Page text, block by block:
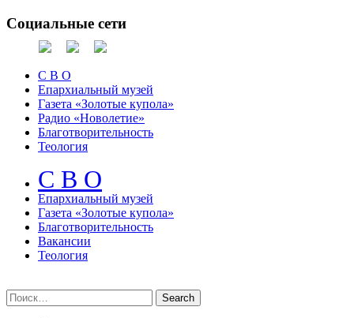
Социальные сети
С В О
Епархиальный музей
Газета «Золотые купола»
Радио «Новолетие»
Благотворительность
Теология
С В О
Епархиальный музeй
Газета «Золотые купола»
Благотворительность
Вакансии
Теология